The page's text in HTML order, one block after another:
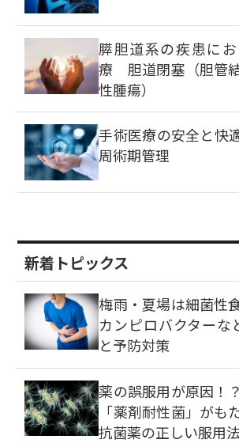
膵胆道系の疾患に
療 胆道閉塞（胆管
性腫瘍）
手術医療の安全と快
周術期管理
新着トピックス
梅雨・夏場は細菌性
カンピロバクターな
と予防対策
薬の誤服用が原因！
「薬剤耐性菌」がも
抗菌薬の正しい服用